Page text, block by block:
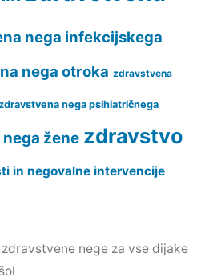
nega infekcijskega
nega otroka zdravstvena
nega psihiatričnega
žene zdravstvo
in negovalne intervencije
nege za vse dijake